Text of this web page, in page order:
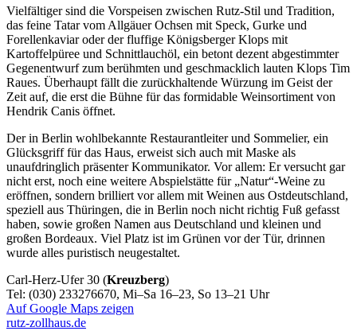
Vielfältiger sind die Vorspeisen zwischen Rutz-Stil und Tradition,
das feine Tatar vom Allgäuer Ochsen mit Speck, Gurke und
Forellenkaviar oder der fluffige Königsberger Klops mit
Kartoffelpüree und Schnittlauchöl, ein betont dezent abgestimmter
Gegenentwurf zum berühmten und geschmacklich lauten Klops Tim
Raues. Überhaupt fällt die zurückhaltende Würzung im Geist der
Zeit auf, die erst die Bühne für das formidable Weinsortiment von
Hendrik Canis öffnet.
Der in Berlin wohlbekannte Restaurantleiter und Sommelier, ein
Glücksgriff für das Haus, erweist sich auch mit Maske als
unaufdringlich präsenter Kommunikator. Vor allem: Er versucht gar
nicht erst, noch eine weitere Abspielstätte für „Natur“-Weine zu
eröffnen, sondern brilliert vor allem mit Weinen aus Ostdeutschland,
speziell aus Thüringen, die in Berlin noch nicht richtig Fuß gefasst
haben, sowie großen Namen aus Deutschland und kleinen und
großen Bordeaux. Viel Platz ist im Grünen vor der Tür, drinnen
wurde alles puristisch neugestaltet.
Carl-Herz-Ufer 30 (Kreuzberg)
Tel: (030) 233276670, Mi–Sa 16–23, So 13–21 Uhr
Auf Google Maps zeigen
rutz-zollhaus.de